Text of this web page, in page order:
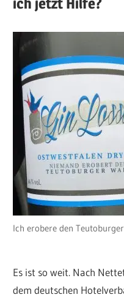
Ich erobere den
Es ist so weit. Nach
dem deutschen